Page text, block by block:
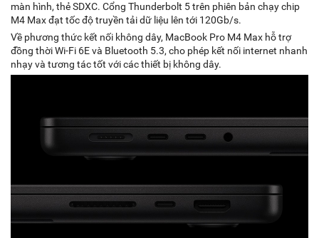
màn hình, thẻ SDXC. Cổng Thunderbolt 5 trên phiên bản chạy chip
M4 Max đạt tốc độ truyền tải dữ liệu lên tới 120Gb/s.
Về phương thức kết nối không dây, MacBook Pro M4 Max hỗ trợ
đồng thời Wi-Fi 6E và Bluetooth 5.3, cho phép kết nối internet nhanh
nhạy và tương tác tốt với các thiết bị không dây.